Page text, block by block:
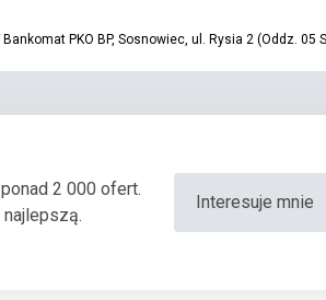
Bankomat PKO BP, Sosnowiec, ul. Rysia 2 (Oddz. 05
2 000 ofert.
Interesuje mnie